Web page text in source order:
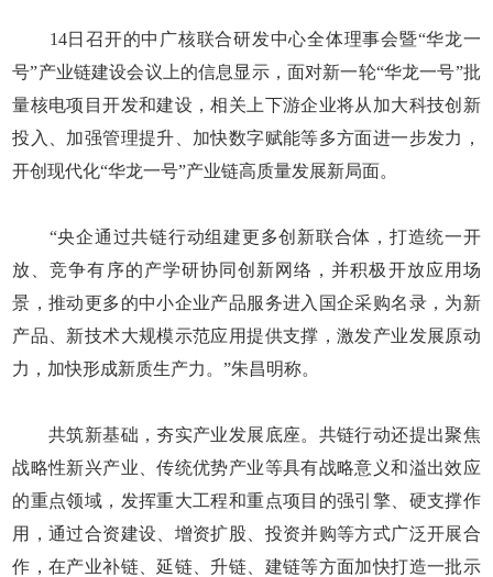
14日召开的中广核联合研发中心全体理事会暨“华龙一
号”产业链建设会议上的信息显示，面对新一轮“华龙一号”批
量核电项目开发和建设，相关上下游企业将从加大科技创新
投入、加强管理提升、加快数字赋能等多方面进一步发力，
开创现代化“华龙一号”产业链高质量发展新局面。
“央企通过共链行动组建更多创新联合体，打造统一开
放、竞争有序的产学研协同创新网络，并积极开放应用场
景，推动更多的中小企业产品服务进入国企采购名录，为新
产品、新技术大规模示范应用提供支撑，激发产业发展原动
力，加快形成新质生产力。”朱昌明称。
共筑新基础，夯实产业发展底座。共链行动还提出聚焦
战略性新兴产业、传统优势产业等具有战略意义和溢出效应
的重点领域，发挥重大工程和重点项目的强引擎、硬支撑作
用，通过合资建设、增资扩股、投资并购等方式广泛开展合
作，在产业补链、延链、升链、建链等方面加快打造一批示